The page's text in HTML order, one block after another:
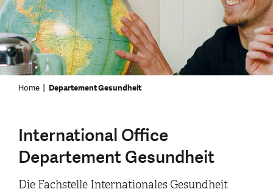
Home Departement Gesundheit
International Office
Departement Gesundheit
Die Fachstelle Internationales Gesundheit